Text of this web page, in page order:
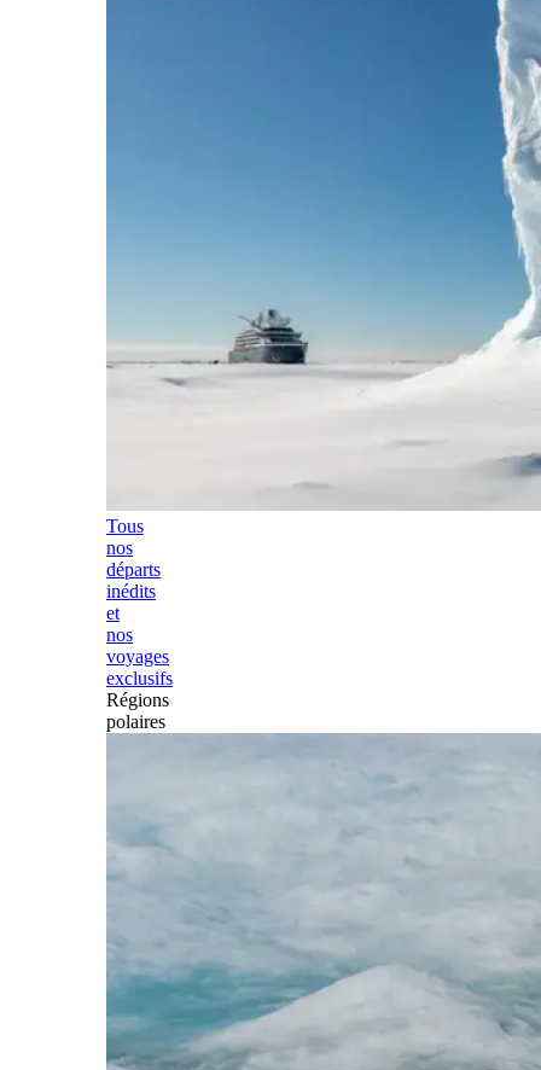
Tous
nos
départs
inédits
et
nos
voyages
exclusifs
Régions
polaires